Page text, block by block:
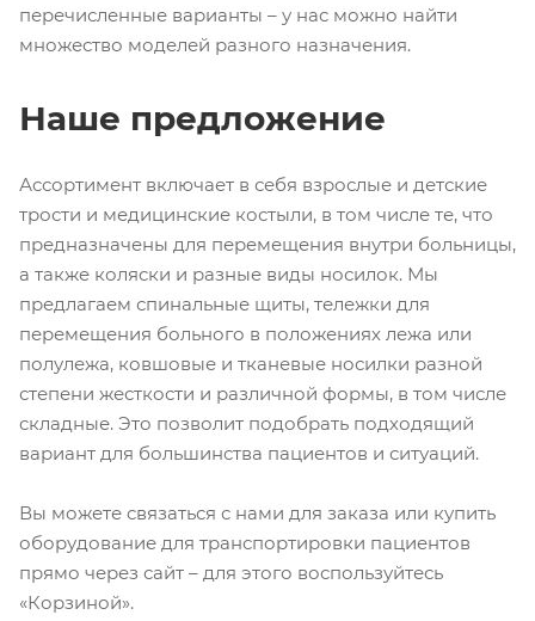
перечисленные варианты – у нас можно найти
множество моделей разного назначения.
Наше предложение
Ассортимент включает в себя взрослые и детские
трости и медицинские костыли, в том числе те, что
предназначены для перемещения внутри больницы,
а также коляски и разные виды носилок. Мы
предлагаем спинальные щиты, тележки для
перемещения больного в положениях лежа или
полулежа, ковшовые и тканевые носилки разной
степени жесткости и различной формы, в том числе
складные. Это позволит подобрать подходящий
вариант для большинства пациентов и ситуаций.
Вы можете связаться с нами для заказа или купить
оборудование для транспортировки пациентов
прямо через сайт – для этого воспользуйтесь
«Корзиной».